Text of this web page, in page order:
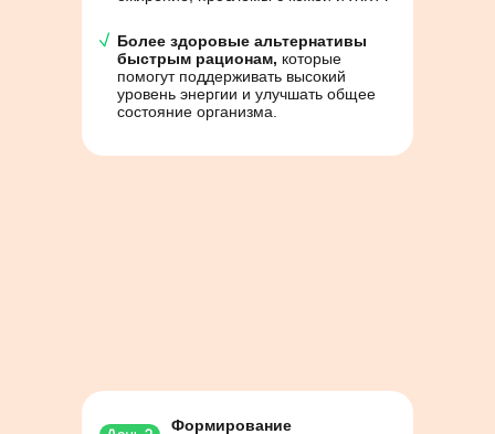
Более здоровые альтернативы
быстрым рационам, которые
помогут поддерживать высокий
уровень энергии и улучшать общее
состояние организма.
Формирование